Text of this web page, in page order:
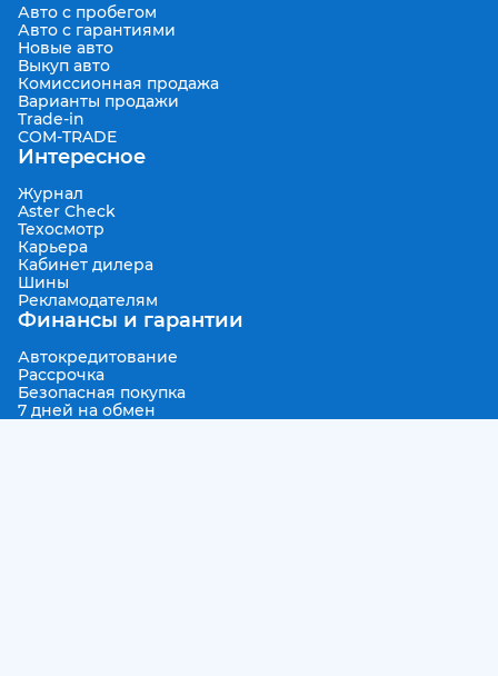
Авто с пробегом
Авто с гарантиями
Новые авто
Выкуп авто
Комиссионная продажа
Варианты продажи
Trade-in
COM-TRADE
Интересное
Журнал
Aster Check
Техосмотр
Карьера
Кабинет дилера
Шины
Рекламодателям
Финансы и гарантии
Автокредитование
Рассрочка
Безопасная покупка
7 дней на обмен